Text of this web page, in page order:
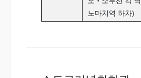
노마치역 하차)